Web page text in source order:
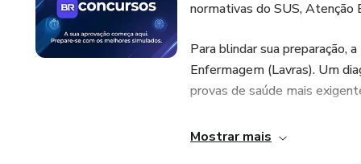
normativas do SUS, Atenção
Para blindar sua preparação,
Enfermagem (Lavras). Um
provas de saúde mais
📊 O Seu Arsenal de
Mostrar mais